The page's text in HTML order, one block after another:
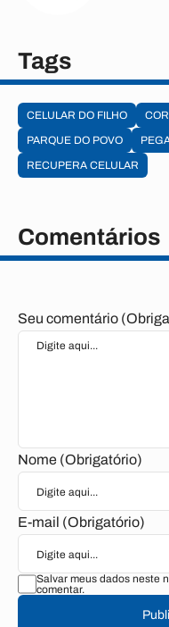
Tags
CELULAR DO FILHO
PARQUE DO POVO
RECUPERA CELULAR
Comentários
Seu comentário
Nome (Obrigatório)
E-mail (Obrigatório)
Salvar meus dados neste
comentar.